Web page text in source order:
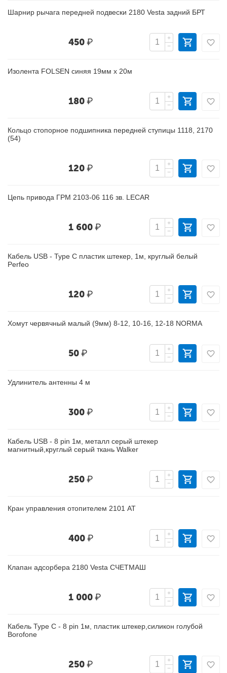
Шарнир рычага передней подвески 2180 Vesta задний БРТ
450₽
+
−
Изолента FOLSEN синяя 19мм х 20м
180₽
+
−
Кольцо стопорное подшипника передней ступицы 1118, 2170
(54)
120₽
+
−
Цепь привода ГРМ 2103-06 116 зв. LECAR
1 600₽
+
−
Кабель USB - Type C пластик штекер, 1м, круглый белый
Perfeo
120₽
+
−
Хомут червячный малый (9мм) 8-12, 10-16, 12-18 NORMA
50₽
+
−
Удлинитель антенны 4 м
300₽
+
−
Кабель USB - 8 pin 1м, металл серый штекер
магнитный,круглый серый ткань Walker
250₽
+
−
Кран управления отопителем 2101 АТ
400₽
+
−
Клапан адсорбера 2180 Vesta СЧЕТМАШ
1 000₽
+
−
Кабель Type C - 8 pin 1м, пластик штекер,силикон голубой
Borofone
250₽
+
−